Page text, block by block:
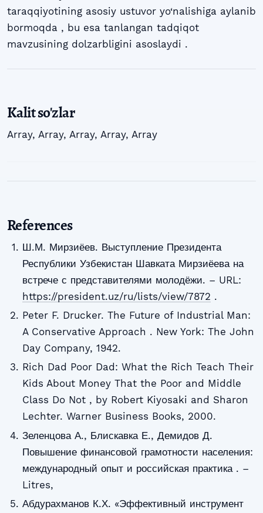
taraqqiyotining asosiy ustuvor yo‘nalishiga aylanib
bormoqda , bu esa tanlangan tadqiqot
mavzusining dolzarbligini asoslaydi .
Kalit so'zlar
Array, Array, Array, Array, Array
References
Ш.М. Мирзиёев. Выступление Президента
Республики Узбекистан Шавката Мирзиёева на
встрече с представителями молодёжи. – URL:
https://president.uz/ru/lists/view/7872 .
Peter F. Drucker. The Future of Industrial Man:
A Conservative Approach . New York: The John
Day Company, 1942.
Rich Dad Poor Dad: What the Rich Teach Their
Kids About Money That the Poor and Middle
Class Do Not , by Robert Kiyosaki and Sharon
Lechter. Warner Business Books, 2000.
Зеленцова А., Блискавка Е., Демидов Д.
Повышение финансовой грамотности населения:
международный опыт и российская практика . –
Litres,
Абдурахманов К.Х. «Эффективный инструмент